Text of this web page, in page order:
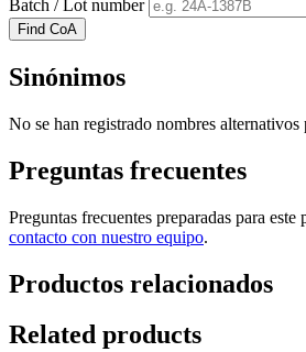
Batch / Lot number
Find CoA
Sinónimos
No se han registrado nombres alternativos
Preguntas frecuentes
Preguntas frecuentes preparadas para este
contacto con nuestro equipo.
Productos relacionados
Related products